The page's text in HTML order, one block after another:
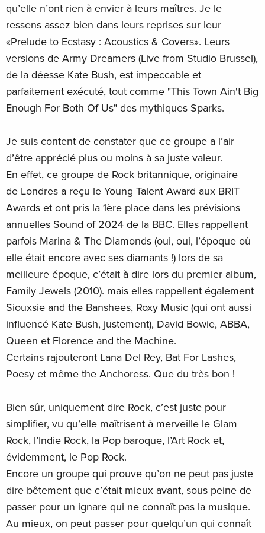
qu’elle n’ont rien à envier à leurs maîtres. Je le
ressens assez bien dans leurs reprises sur leur
«Prelude to Ecstasy : Acoustics & Covers». Leurs
versions de Army Dreamers (Live from Studio Brussel),
de la déesse Kate Bush, est impeccable et
parfaitement exécuté, tout comme "This Town Ain't Big
Enough For Both Of Us" des mythiques Sparks.
Je suis content de constater que ce groupe a l’air
d’être apprécié plus ou moins à sa juste valeur.
En effet, ce groupe de Rock britannique, originaire
de Londres a reçu le Young Talent Award aux BRIT
Awards et ont pris la 1ère place dans les prévisions
annuelles Sound of 2024 de la BBC. Elles rappellent
parfois Marina & The Diamonds (oui, oui, l’époque où
elle était encore avec ses diamants !) lors de sa
meilleure époque, c’était à dire lors du premier album,
Family Jewels (2010). mais elles rappellent également
Siouxsie and the Banshees, Roxy Music (qui ont aussi
influencé Kate Bush, justement), David Bowie, ABBA,
Queen et Florence and the Machine.
Certains rajouteront Lana Del Rey, Bat For Lashes,
Poesy et même the Anchoress. Que du très bon !
Bien sûr, uniquement dire Rock, c’est juste pour
simplifier, vu qu’elle maîtrisent à merveille le Glam
Rock, l’Indie Rock, la Pop baroque, l’Art Rock et,
évidemment, le Pop Rock.
Encore un groupe qui prouve qu’on ne peut pas juste
dire bêtement que c’était mieux avant, sous peine de
passer pour un ignare qui ne connaît pas la musique.
Au mieux, on peut passer pour quelqu’un qui connaît